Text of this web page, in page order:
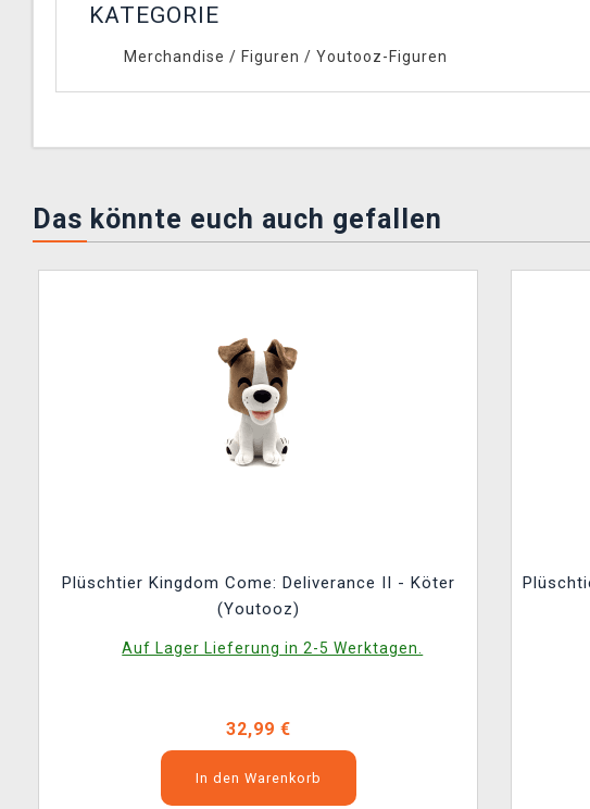
KATEGORIE
Merchandise / Figuren / Youtooz-Figuren
Das könnte euch auch gefallen
Plüschtier Kingdom Come: Deliverance II - Köter
(Youtooz)
Auf Lager Lieferung in 2-5 Werktagen.
32,99 €
In den Warenkorb